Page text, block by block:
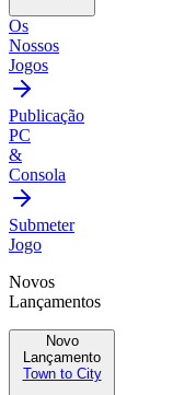
Os
Nossos
Jogos
Publicação
PC
&
Consola
Submeter
Jogo
Novos
Lançamentos
Novo
Lançamento
Town to City